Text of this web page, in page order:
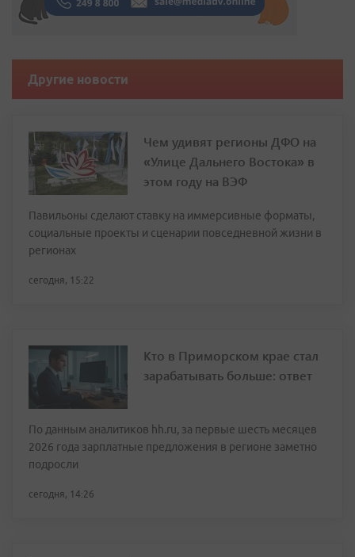
Другие новости
Чем удивят регионы ДФО на
«Улице Дальнего Востока» в
этом году на ВЭФ
Павильоны сделают ставку на иммерсивные форматы,
социальные проекты и сценарии повседневной жизни в
регионах
сегодня, 15:22
Кто в Приморском крае стал
зарабатывать больше: ответ
По данным аналитиков hh.ru, за первые шесть месяцев
2026 года зарплатные предложения в регионе заметно
подросли
сегодня, 14:26